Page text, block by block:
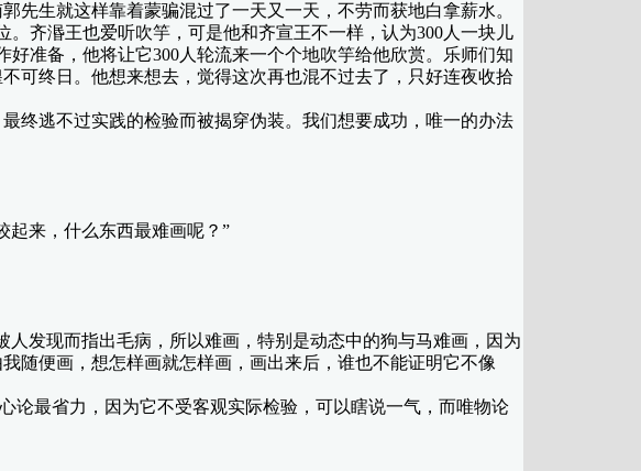
先生就这样靠着蒙骗混过了一天又一天，不劳而获地白拿薪水。
齐湣王也爱听吹竽，可是他和齐宣王不一样，认为300人一块儿
准备，他将让它300人轮流来一个个地吹竽给他欣赏。乐师们知
可终日。他想来想去，觉得这次再也混不过去了，只好连夜收拾
逃不过实践的检验而被揭穿伪装。我们想要成功，唯一的办法
来，什么东西最难画呢？”
发现而指出毛病，所以难画，特别是动态中的狗与马难画，因为
随便画，想怎样画就怎样画，画出来后，谁也不能证明它不像
最省力，因为它不受客观实际检验，可以瞎说一气，而唯物论